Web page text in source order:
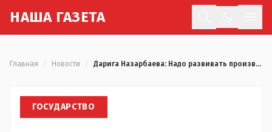
НАША ГАЗЕТА
Главная Новости Дарига Назарбаева: Надо развивать производство конопли под жестким государственным контролем
ГОСУДАРСТВО